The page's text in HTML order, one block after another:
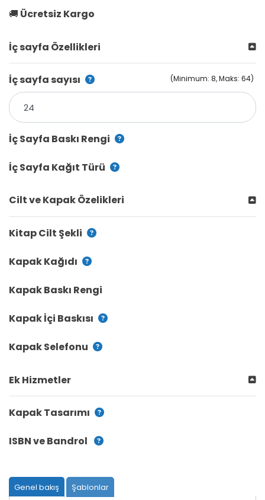
🚚 Ücretsiz Kargo
İç sayfa Özellikleri
(Minimum: 8, Maks: 64)
İç sayfa sayısı
İç Sayfa Baskı Rengi
İç Sayfa Kağıt Türü
Cilt ve Kapak Özelikleri
Kitap Cilt Şekli
Kapak Kağıdı
Kapak Baskı Rengi
Kapak İçi Baskısı
Kapak Selefonu
Ek Hizmetler
Kapak Tasarımı
ISBN ve Bandrol
Genel bakış Şablonlar